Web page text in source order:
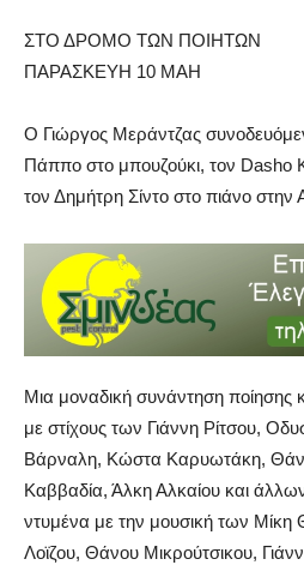
ΣΤΟ ΔΡΟΜΟ ΤΩΝ ΠΟΙΗΤΩΝ
ΠΑΡΑΣΚΕΥΗ 10 ΜΑΗ
Ο Γιώργος Μεράντζας
Πάππο στο μπουζούκι, τον Dasho
τον Δημήτρη Σίντο στο πιάνο στην
Μια μοναδική συνάντηση ποίησης
με στίχους των Γιάννη Ρίτσου,
Βάρναλη, Κώστα Καρυωτάκη,
Καββαδία, Άλκη Αλκαίου και
ντυμένα με την μουσική των
Λοϊζου, Θάνου Μικρούτσικου,